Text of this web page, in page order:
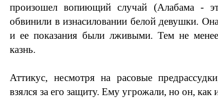
произошел вопиющий случай (Алабама -
обвинили в изнасиловании белой девушки.
и ее показания были лживыми. Тем не
казнь.
Аттикус, несмотря на расовые
взялся за его защиту. Ему угрожали, но он, как